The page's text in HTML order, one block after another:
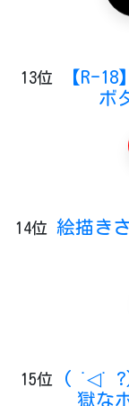
13位
【R-
ボ
14位 絵描き
15位
( ˙◁˙
獄な